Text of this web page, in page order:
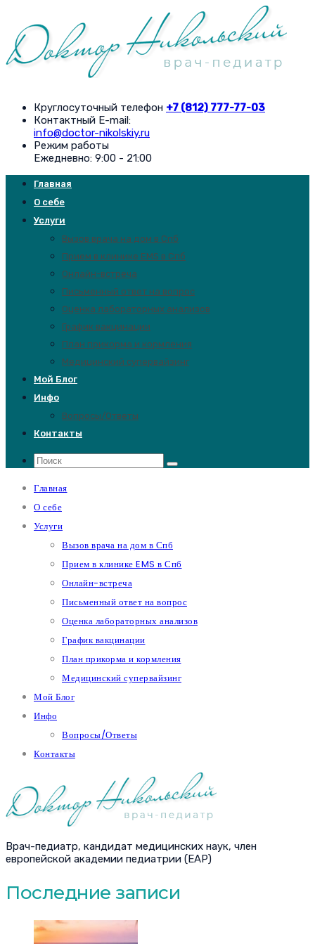
Круглосуточный телефон +7 (812) 777-77-03
Контактный E-mail:
info@doctor-nikolskiy.ru
Режим работы
Ежедневно: 9:00 - 21:00
Главная
О себе
Услуги
Вызов врача на дом в Спб
Прием в клинике EMS в Спб
Онлайн-встреча
Письменный ответ на вопрос
Оценка лабораторных анализов
График вакцинации
План прикорма и кормления
Медицинский супервайзинг
Мой Блог
Инфо
Вопросы/Ответы
Контакты
Главная
О себе
Услуги
Вызов врача на дом в Спб
Прием в клинике EMS в Спб
Онлайн-встреча
Письменный ответ на вопрос
Оценка лабораторных анализов
График вакцинации
План прикорма и кормления
Медицинский супервайзинг
Мой Блог
Инфо
Вопросы/Ответы
Контакты
Врач-педиатр, кандидат медицинских наук, член
европейской академии педиатрии (EAP)
Последние записи